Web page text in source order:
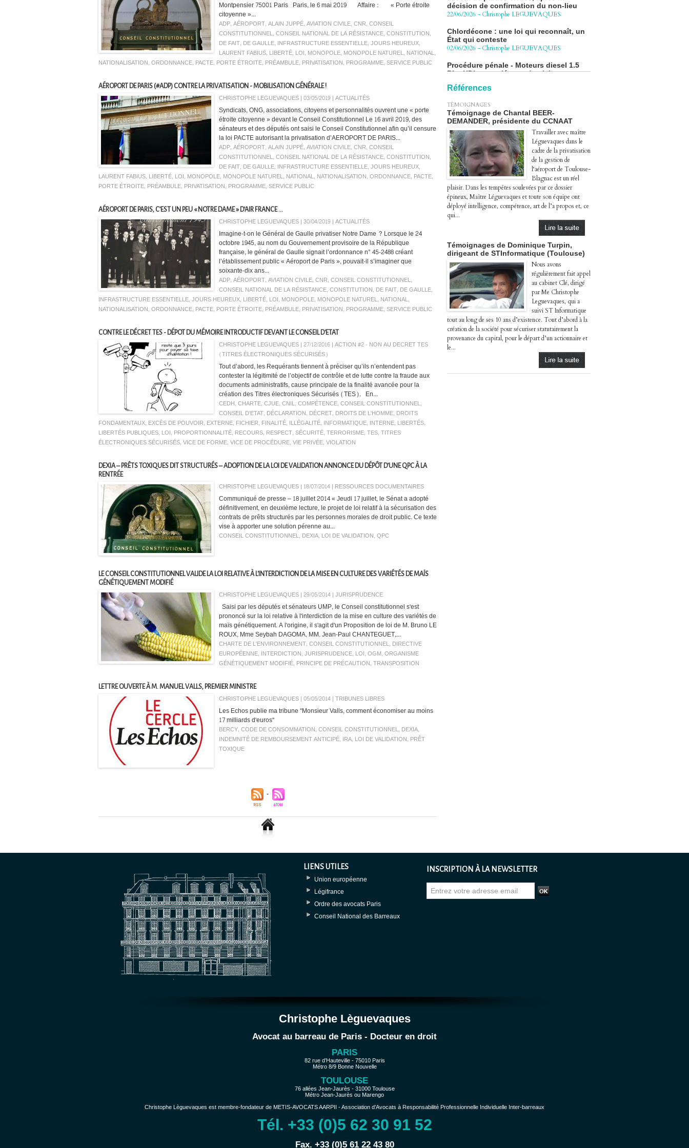
Montpensier 75001 Paris Paris, le 6 mai 2019 Affaire : « Porte étroite
citoyenne »...
ADP, AÉROPORT, ALAIN JUPPÉ, AVIATION CIVILE, CNR, CONSEIL
CONSTITUTIONNEL, CONSEIL NATIONAL DE LA RÉSISTANCE, CONSTITUTION,
DE FAIT, DE GAULLE, INFRASTRUCTURE ESSENTIELLE, JOURS HEUREUX,
LAURENT FABIUS, LIBERTÉ, LOI, MONOPOLE, MONOPOLE NATUREL, NATIONAL,
NATIONALISATION, ORDONNANCE, PACTE, PORTE ÉTROITE, PRÉAMBULE, PRIVATISATION, PROGRAMME, SERVICE PUBLIC
AÉROPORT DE PARIS (#ADP) CONTRE LA PRIVATISATION - MOBILISATION GÉNÉRALE !
CHRISTOPHE LEGUEVAQUES | 03/05/2019 | ACTUALITÉS
Syndicats, ONG, associations, citoyens et personnalités ouvrent une « porte
étroite citoyenne » devant le Conseil Constitutionnel Le 16 avril 2019, des
sénateurs et des députés ont saisi le Conseil Constitutionnel afin qu’il censure
la loi PACTE autorisant la privatisation d’AEROPORT DE PARIS...
ADP, AÉROPORT, ALAIN JUPPÉ, AVIATION CIVILE, CNR, CONSEIL
CONSTITUTIONNEL, CONSEIL NATIONAL DE LA RÉSISTANCE, CONSTITUTION,
DE FAIT, DE GAULLE, INFRASTRUCTURE ESSENTIELLE, JOURS HEUREUX,
LAURENT FABIUS, LIBERTÉ, LOI, MONOPOLE, MONOPOLE NATUREL, NATIONAL, NATIONALISATION, ORDONNANCE, PACTE,
PORTE ÉTROITE, PRÉAMBULE, PRIVATISATION, PROGRAMME, SERVICE PUBLIC
AÉROPORT DE PARIS, C’EST UN PEU « NOTRE DAME » D’AIR FRANCE …
CHRISTOPHE LEGUEVAQUES | 30/04/2019 | ACTUALITÉS
Imagine-t-on le Général de Gaulle privatiser Notre Dame ? Lorsque le 24
octobre 1945, au nom du Gouvernement provisoire de la République
française, le général de Gaulle signait l’ordonnance n° 45-2488 créant
l’établissement public « Aéroport de Paris », pouvait-il s’imaginer que
soixante-dix ans...
ADP, AÉROPORT, AVIATION CIVILE, CNR, CONSEIL CONSTITUTIONNEL,
CONSEIL NATIONAL DE LA RÉSISTANCE, CONSTITUTION, DE FAIT, DE GAULLE,
INFRASTRUCTURE ESSENTIELLE, JOURS HEUREUX, LIBERTÉ, LOI, MONOPOLE, MONOPOLE NATUREL, NATIONAL,
NATIONALISATION, ORDONNANCE, PACTE, PORTE ÉTROITE, PRÉAMBULE, PRIVATISATION, PROGRAMME, SERVICE PUBLIC
CONTRE LE DÉCRET TES - DÉPOT DU MÉMOIRE INTRODUCTIF DEVANT LE CONSEIL D'ETAT
CHRISTOPHE LEGUEVAQUES | 27/12/2016 | ACTION #2 - NON AU DECRET TES
(TITRES ÉLECTRONIQUES SÉCURISÉS)
Tout d’abord, les Requérants tiennent à préciser qu’ils n’entendent pas
contester la légitimité de l’objectif de contrôle et de lutte contre la fraude aux
documents administratifs, cause principale de la finalité avancée pour la
création des Titres électroniques Sécurisés (TES). En...
CEDH, CHARTE, CJUE, CNIL, COMPÉTENCE, CONSEIL CONSTITUTIONNEL,
CONSEIL D'ETAT, DÉCLARATION, DÉCRET, DROITS DE L'HOMME, DROITS
FONDAMENTAUX, EXCÈS DE POUVOIR, EXTERNE, FICHIER, FINALITÉ, ILLÉGALITÉ, INFORMATIQUE, INTERNE, LIBERTÉS,
LIBERTÉS PUBLIQUES, LOI, PROPORTIONNALITÉ, RECOURS, RESPECT, SÉCURITÉ, TERRORISME, TES, TITRES
ÉLECTRONIQUES SÉCURISÉS, VICE DE FORME, VICE DE PROCÉDURE, VIE PRIVÉE, VIOLATION
DEXIA – PRÊTS TOXIQUES DIT STRUCTURÉS – ADOPTION DE LA LOI DE VALIDATION ANNONCE DU DÉPÔT D’UNE QPC À LA
RENTRÉE
CHRISTOPHE LEGUEVAQUES | 18/07/2014 | RESSOURCES DOCUMENTAIRES
Communiqué de presse – 18 juillet 2014 « Jeudi 17 juillet, le Sénat a adopté
définitivement, en deuxième lecture, le projet de loi relatif à la sécurisation des
contrats de prêts structurés par les personnes morales de droit public. Ce texte
vise à apporter une solution pérenne au...
CONSEIL CONSTITUTIONNEL, DEXIA, LOI DE VALIDATION, QPC
LE CONSEIL CONSTITUTIONNEL VALIDE LA LOI RELATIVE À L'INTERDICTION DE LA MISE EN CULTURE DES VARIÉTÉS DE MAÏS
GÉNÉTIQUEMENT MODIFIÉ
CHRISTOPHE LEGUEVAQUES | 29/05/2014 | JURISPRUDENCE
Saisi par les députés et sénateurs UMP, le Conseil constitutionnel s'est
prononcé sur la loi relative à l'interdiction de la mise en culture des variétés de
maïs génétiquement. A l'origine, il s'agit d'un Proposition de loi de M. Bruno LE
ROUX, Mme Seybah DAGOMA, MM. Jean-Paul CHANTEGUET,...
CHARTE DE L'ENVIRONNEMENT, CONSEIL CONSTITUTIONNEL, DIRECTIVE
EUROPÉENNE, INTERDICTION, JURISPRUDENCE, LOI, OGM, ORGANISME
GÉNÉTIQUEMENT MODIFIÉ, PRINCIPE DE PRÉCAUTION, TRANSPOSITION
LETTRE OUVERTE À M. MANUEL VALLS, PREMIER MINISTRE
CHRISTOPHE LEGUEVAQUES | 05/05/2014 | TRIBUNES LIBRES
Les Echos publie ma tribune "Monsieur Valls, comment économiser au moins
17 milliards d'euros"
BERCY, CODE DE CONSOMMATION, CONSEIL CONSTITUTIONNEL, DEXIA,
INDEMNITÉ DE REMBOURSEMENT ANTICIPÉ, IRA, LOI DE VALIDATION, PRÊT
TOXIQUE
Chlordécone : une loi qui reconnaît, un
02/06/2026 -Christophe LEGUEVAQUES
Procédure pénale - Moteurs diesel 1.5
le Groupe STELLANTIS
27/04/2026 -Christophe LEGUEVAQUES
Péage autoroute : tout savoir (ou
le 2 avril
07/04/2026 -Christophe LEGUEVAQUES
Références
TÉMOIGNAGES
Témoignage de Chantal BEER-
DEMANDER, présidente du CCNAAT
Travailler avec maître
Léguevaques dans le
cadre de la privatisation
de la gestion de
l‘aéroport de Toulouse-
Blagnac est un réel
plaisir. Dans les tempêtes soulevées par ce dossier
épineux, Maître Léguevaques et toute son équipe ont
déployé intelligence, compétence, art de l’a propos et, ce
qui...
Témoignages de Dominique Turpin,
dirigeant de STInformatique (Toulouse)
Nous avons
régulièrement fait appel
au cabinet Clé, dirigé
par Me Christophe
Leguevaques, qui a
suivi ST Informatique
tout au long de ses 10 ans d’existence. Tout d’abord à la
création de la société pour sécuriser statutairement la
provenance du capital, pour le départ d’un actionnaire et
le...
LIENS UTILES
Union européenne
Légifrance
Ordre des avocats Paris
Conseil National des Barreaux
INSCRIPTION À LA NEWSLETTER
Christophe Lèguevaques
Avocat au barreau de Paris - Docteur en droit
PARIS
82 rue d’Hauteville - 75010 Paris
Métro 8/9 Bonne Nouvelle
TOULOUSE
76 allées Jean-Jaurès - 31000 Toulouse
Métro Jean-Jaurès ou Marengo
Christophe Lèguevaques est membre-fondateur de METIS-AVOCATS AARPII - Association d’Avocats à Responsabilité Professionnelle Individuelle Inter-barreaux
Tél. +33 (0)5 62 30 91 52
−
Fax. +33 (0)5 61 22 43 80